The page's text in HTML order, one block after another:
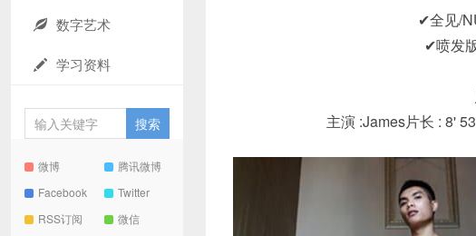
数字艺术
学习资料
微博
腾讯微博
Facebook
Twitter
RSS订阅
微信
✔全见/
✔喷发
主演 :James片长 : 8'